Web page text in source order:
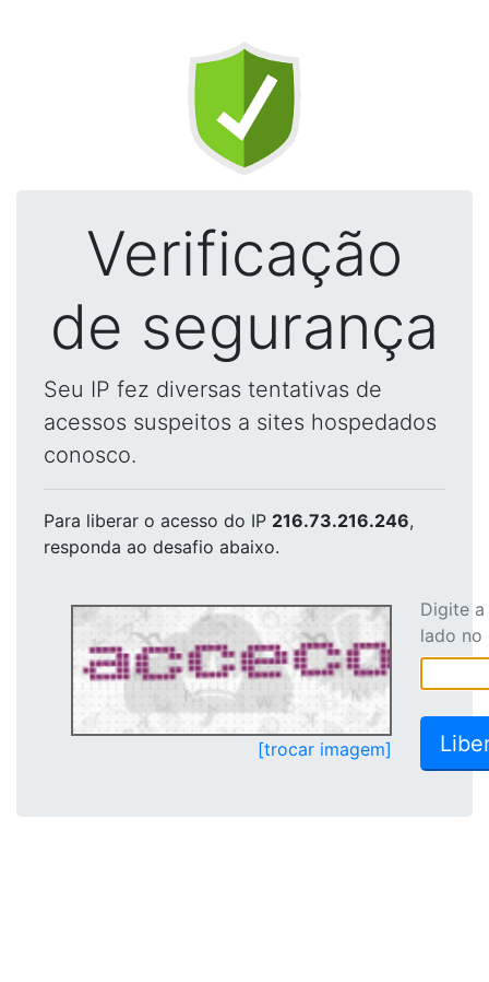
Verificação
de segurança
Seu IP fez diversas tentativas de
acessos suspeitos a sites hospedados
conosco.
Para liberar o acesso do IP 216.73.216.246,
responda ao desafio abaixo.
[trocar imagem]
Digite
lado no